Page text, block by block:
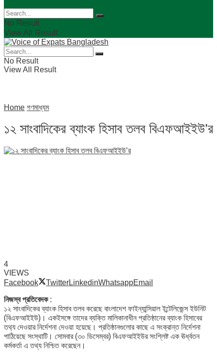
No Result
View All Result
No Result
View All Result
Home গণমাধ্যম
১২ সাংবাদিকের ব্যাংক হিসাব তলব বিএফআইইউ’র
4
VIEWS
Facebook
TwitterLinkedinWhatsappEmail
নিজস্ব প্রতিবেদক :
১২ সাংবাদিকের ব্যাংক হিসাব তলব করেছে বাংলাদেশ ফাইন্যান্সিয়াল ইন্টেলিজেন্স ইউনিট
(বিএফআইইউ)। একইসঙ্গে তাদের ব্যক্তি মালিকানাধীন প্রতিষ্ঠানের ব্যাংক হিসাবের
তথ‍্য দেওয়ার নির্দেশনা দেওয়া হয়েছে। প্রতিষ্ঠানগুলোর কাছে এ সংক্রান্ত নির্দেশনা
পাঠিয়েছে সংস্থাটি। সোমবার (৩০ ডিসেম্বর) বিএফআইইউর সংশ্লিষ্ট এক ঊর্ধ্বতন
কর্মকর্তা এ তথ্য নিশ্চিত করেছেন।